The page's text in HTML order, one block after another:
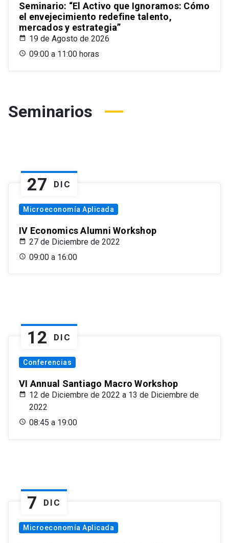
Seminario: “El Activo que Ignoramos: Cómo
el envejecimiento redefine talento,
mercados y estrategia”
19 de Agosto de 2026
09:00 a 11:00 horas
Seminarios
27 DIC
Microeconomía Aplicada
IV Economics Alumni Workshop
27 de Diciembre de 2022
09:00 a 16:00
12 DIC
Conferencias
VI Annual Santiago Macro Workshop
12 de Diciembre de 2022 a 13 de Diciembre de
2022
08:45 a 19:00
7 DIC
Microeconomía Aplicada